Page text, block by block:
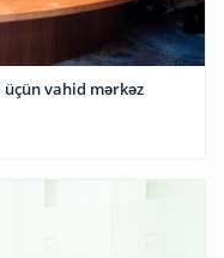
vahid mərkəz